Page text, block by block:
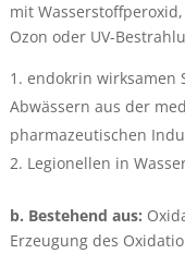
mit
Ozon oder UV-
endokrin wirksamen
Abwässern aus der
pharmazeutischen
Legionellen in
b. Bestehend aus:
Erzeugung des